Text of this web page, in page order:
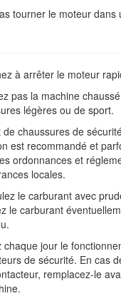
tourner le moteur dans
à arrêter le moteur
pas la machine
légères ou de sport.
de chaussures de
est recommandé et
ordonnances et
locales.
le carburant avec
le carburant
chaque jour le
de sécurité. En cas
remplacez-le
du réservoir de
pour éviter de vous
les lames en rotation
fixes de la machine.
les commandes,
de coupe, serrez le
arrêtez le moteur
contact. Attendez l'arrêt
nettoyer ou de réparer
les débris d'herbe et
sur les plateaux de
d'entraînement, les
pour éviter les risques
les coulées